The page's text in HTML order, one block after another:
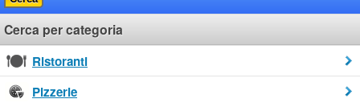
Cerca per categoria
Ristoranti
Pizzerie